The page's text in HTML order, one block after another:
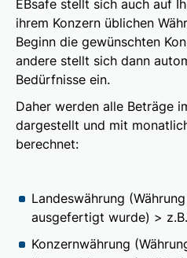
EBsafe stellt sich auch auf
ihrem Konzern üblichen
Beginn die gewünschten
andere stellt sich dann
Bedürfnisse ein.
Daher werden alle Beträge
dargestellt und mit
berechnet:
Landeswährung
ausgefertigt wurde) >
Konzernwährung